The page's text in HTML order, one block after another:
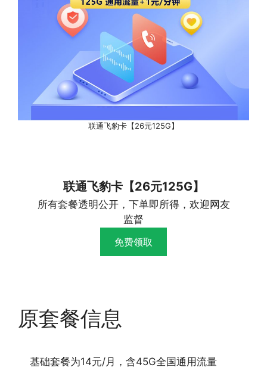
联通飞豹卡【26元125G】
联通飞豹卡【26元125G】
所有套餐透明公开，下单即所得，欢迎网友
监督
免费领取
原套餐信息
基础套餐为14元/月，含45G全国通用流量